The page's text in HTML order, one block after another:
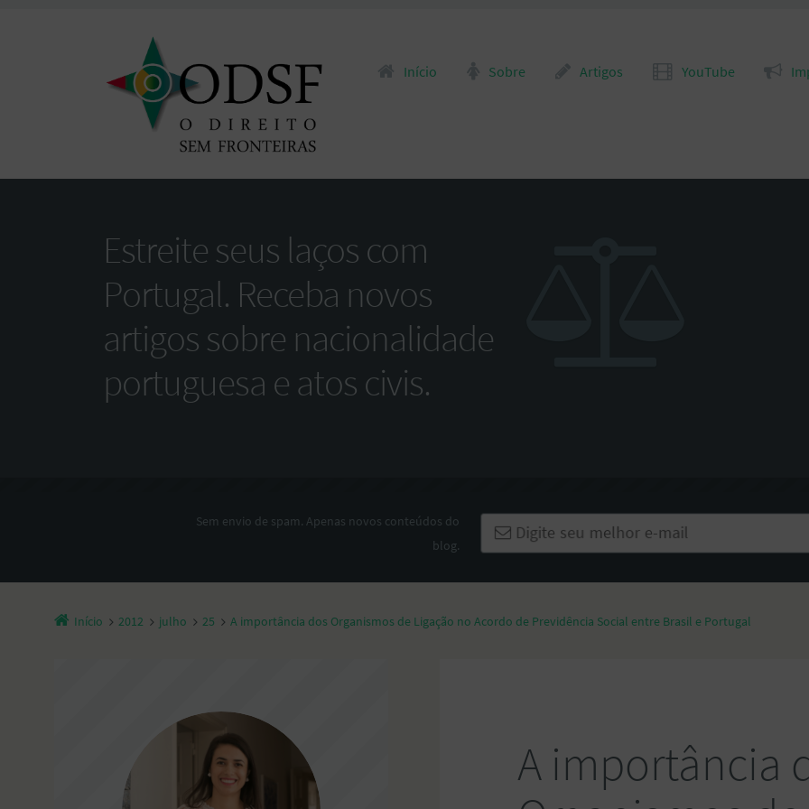
Início Sobre Artigos YouTube
Estreite seus laços com
Portugal. Receba novos
artigos sobre nacionalidade
portuguesa e atos civis.
Sem envio de spam. Apenas novos conteúdos do
blog.
Início 2012 julho 25 A importância dos Organismos de Ligação no Acordo de Previdência Social entre Brasil e Portugal
A importância